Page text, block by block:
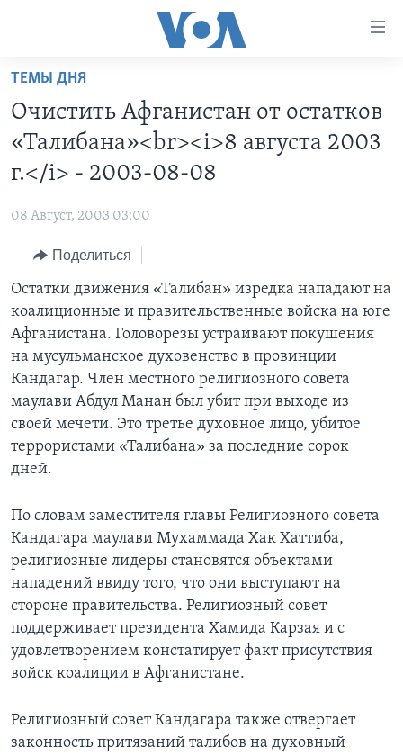
Перейти
основной
контент
Перейти
основной
навигации
Перейти
поиск
ПРОГРАММЫ
АМЕРИКА
ИТОГИ
ПОЧЕМУ ЭТО ВАЖНО?
ДИСКУССИЯ VOA
ДЕТАЛИ
НЬЮ-ЙОРК NEW YORK
АМЕРИКА. БОЛЬШОЕ ПУТЕШЕСТВИЕ
ПРОЕКТЫ
НАША АМЕРИКАНСКАЯ ИСТОРИЯ
А КАК В АМЕРИКЕ?
АРТЕФАКТЫ
АМЕРИКАНСКИЕ ГОРОДКИ
ТЕСТЫ
ИНТЕРВЬЮ
ФАКТЫ ПРОТИВ ФЕЙКОВ
ЗА СВОБОДУ ПРЕССЫ
УЧИМ АНГЛИЙСКИЙ
ВИДЕО
ПОДПИСКА НА НОВОСТИ
Языки
ТЕМЫ ДНЯ
Очистить Афганистан от остатков
«Талибана»<br><i>8 августа 2003
г.</i> - 2003-08-08
08 Август, 2003 03:00
Поделиться
Остатки движения «Талибан» изредка нападают на
коалиционные и правительственные войска на юге
Афганистана. Головорезы устраивают покушения
на мусульманское духовенство в провинции
Кандагар. Член местного религиозного совета
маулави Абдул Манан был убит при выходе из
своей мечети. Это третье духовное лицо, убитое
террористами «Талибана» за последние сорок
дней.
По словам заместителя главы Религиозного совета
Кандагара маулави Мухаммада Хак Хаттиба,
религиозные лидеры становятся объектами
нападений ввиду того, что они выступают на
стороне правительства. Религиозный совет
поддерживает президента Хамида Карзая и с
удовлетворением констатирует факт присутствия
войск коалиции в Афганистане.
Религиозный совет Кандагара также отвергает
законность притязаний талибов на духовный